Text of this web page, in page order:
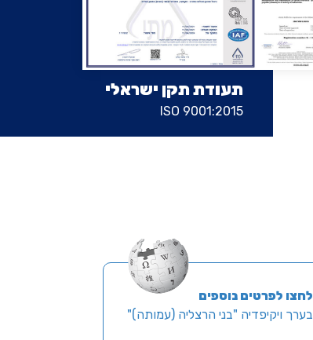
תעודת תקן ישראלי
ISO 9001:2015
לחצו לפרטים נוספים
בערך ויקיפדיה "בני הרצליה (עמותה)"